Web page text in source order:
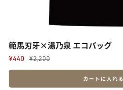
範馬刃牙×湯乃泉 エコバッグ
¥440 ¥2,200
カートに入れる